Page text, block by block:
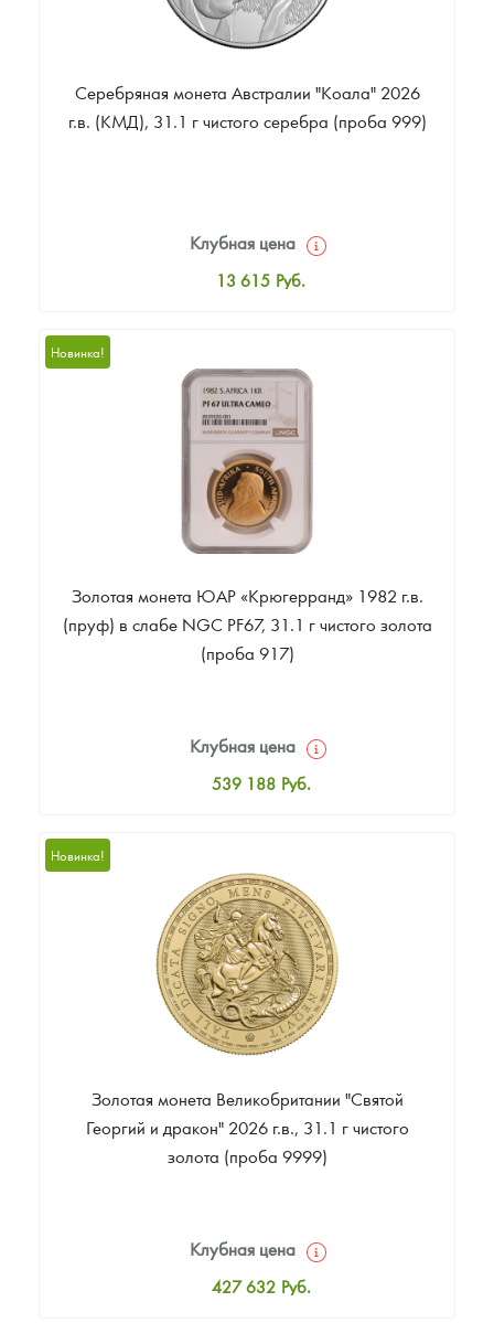
Серебряная монета Австралии "Коала" 2026
г.в. (КМД), 31.1 г чистого серебра (проба 999)
Клубная цена
13 615 Руб.
Цена выкупа
Звоните
Новинка!
Золотая монета ЮАР «Крюгерранд» 1982 г.в.
(пруф) в слабе NGC PF67, 31.1 г чистого золота
(проба 917)
Клубная цена
539 188 Руб.
Цена выкупа
Звоните
Новинка!
Золотая монета Великобритании "Святой
Георгий и дракон" 2026 г.в., 31.1 г чистого
золота (проба 9999)
Клубная цена
427 632 Руб.